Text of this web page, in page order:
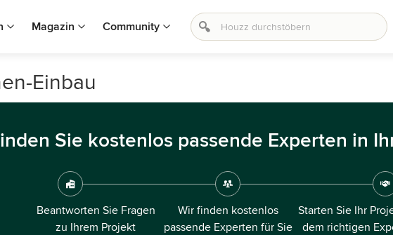
Magazin Community
Einbau
Sie kostenlos passende Experten in
Beantworten Sie Fragen
zu Ihrem Projekt
Wir finden kostenlos
passende Experten für Sie
Starten Sie Ihr
dem richtigen